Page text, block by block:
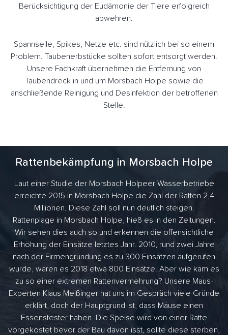
Berücksichtigung der Eudämonie der Tiere erfolgreich
abwehren.
Spannseile, Spikes, Netze etc. sind nützlich bei so einem
Problem. Taubenerbstücke sollten sofort entsorgt werden.
Unsere Fachkraft übernehmen die Entfernung von
Taubendreck in und um Morsbach Holpe sowie die
anschließende Reinigung und Desinfektion der betroffenen
Stelle.
Rattenbekämpfung in Morsbach Holpe
Laut einer Studie der Morsbach Holpeer Wasserbetriebe
erreichte 2015 in Morsbach Holpe die Zahl der Ratten 2,4
Millionen. Diese Zahl soll nun deutlich steigen.
Rattenplage in Morsbach Holpe, hieß es in den Zeitungen.
Wir sehen dies auch so und erkennen die offensichtliche
Erhöhung der Einsätze letztes Jahr. 2010, rund zwei Jahre
nach der Firmengründung es zu 300 Einsätzen aufgerufen
wurde, waren es 2018 etwa 800 Einsätze. Aber wie kam es
zu so einer extremen Rattenvermehrung? Unsere Maus-
Experten Klaus Meißinger hat uns im Gespräch viele Gründe
erklärt, doch der Hauptgrund ist, dass Mäuse einen
Essenstester haben. Die Speise wird von einer Ratte
vorgekostet bevor der Bau davon isst, sollte diese sterben,